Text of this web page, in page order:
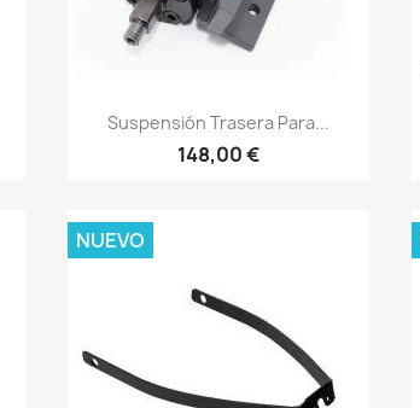
Vista rápida
Suspensión Trasera Para...
148,00 €
NUEVO